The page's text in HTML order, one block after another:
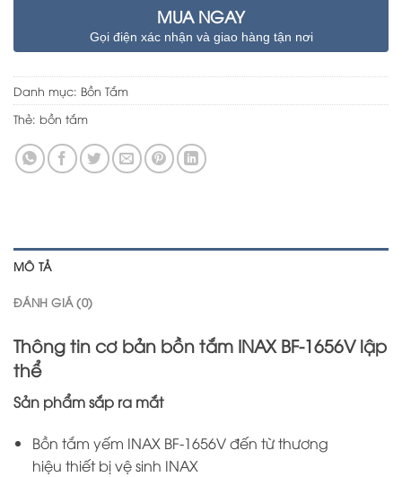
MUA NGAY
Gọi điện xác nhận và giao hàng tận nơi
Danh mục: Bồn Tắm
Thẻ: bồn tắm
MÔ TẢ
ĐÁNH GIÁ (0)
Thông tin cơ bản bồn tắm INAX BF-1656V lập
thể
Sản phẩm sắp ra mắt
Bồn tắm yếm INAX BF-1656V đến từ thương
hiệu thiết bị vệ sinh INAX